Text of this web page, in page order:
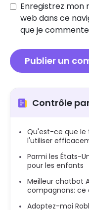
Enregistrez mon
web dans ce
que je
Contrôle
Qu'est-ce que
l'utiliser
Parmi les États-
pour les enfants
Meilleur chatbot
compagnons: ce
Adoptez-moi